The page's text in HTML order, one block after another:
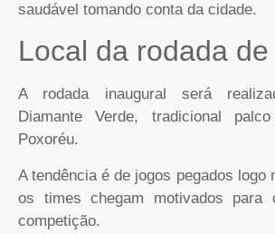
saudável tomando conta da cidade.
Local da rodada
A rodada inaugural será
Diamante Verde, tradicional
Poxoréu.
A tendência é de jogos pegados logo
os times chegam motivados para
competição.